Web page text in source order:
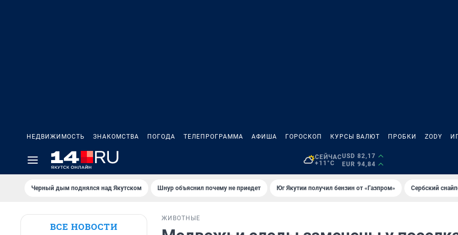
НЕДВИЖИМОСТЬ ЗНАКОМСТВА ПОГОДА ТЕЛЕПРОГРАММА АФИША ГОРОСКОП КУРСЫ ВАЛЮТ ПРОБКИ ZODY
СЕЙЧАС
+11°C
USD 82,17
EUR 94,84
Черный дым поднялся над Якутском Шнур объяснил почему не приедет Юг Якутии получил бензин от «Газпром» Сербский
ВСЕ НОВОСТИ
ЖИВОТНЫЕ